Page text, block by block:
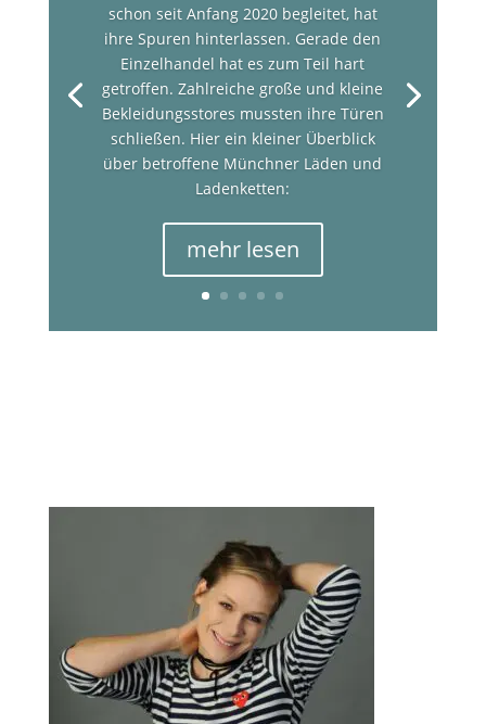
schon seit Anfang 2020 begleitet, hat
ihre Spuren hinterlassen. Gerade den
Einzelhandel hat es zum Teil hart
getroffen. Zahlreiche große und kleine
Bekleidungsstores mussten ihre Türen
schließen. Hier ein kleiner Überblick
über betroffene Münchner Läden und
Ladenketten:
mehr lesen